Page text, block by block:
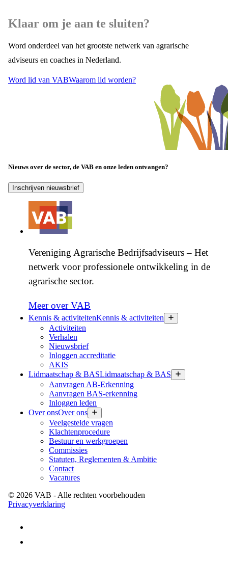
Klaar om je aan te sluiten?
Word onderdeel van het grootste netwerk van agrarische
adviseurs en coaches in Nederland.
Word lid van VABWaarom lid worden?
Nieuws over de sector, de VAB en onze leden ontvangen?
Inschrijven nieuwsbrief
Vereniging Agrarische Bedrijfsadviseurs – Het
netwerk voor professionele ontwikkeling in de
agrarische sector.
Meer over VAB
Kennis & activiteitenKennis & activiteiten
Activiteiten
Verhalen
Nieuwsbrief
Inloggen accreditatie
AKIS
Lidmaatschap & BASLidmaatschap & BAS
Aanvragen AB-Erkenning
Aanvragen BAS-erkenning
Inloggen leden
Over onsOver ons
Veelgestelde vragen
Klachtenprocedure
Bestuur en werkgroepen
Commissies
Statuten, Reglementen & Ambitie
Contact
Vacatures
© 2026 VAB - Alle rechten voorbehouden
Privacyverklaring